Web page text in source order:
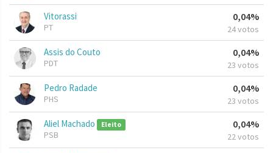
Vitorassi
PT
0,04%
24 votos
Assis do Couto
PDT
0,04%
23 votos
Pedro Radade
PHS
0,04%
23 votos
Aliel Machado Eleito
PSB
0,04%
22 votos